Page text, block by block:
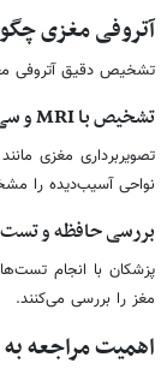
آتروفی مغزی
تشخیص دقیق آتروفی
تشخیص با MRI و سی‌تی اسکن
نواحی آسیب‌دیده را
بررسی حافظه و
پزشکان با انجام
مغز را بررسی می‌کنند.
اهمیت مراجعه